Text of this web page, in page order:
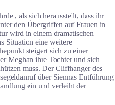
als sich herausstellt, dass ihr
den Übergriffen auf Frauen in
wird in einem dramatischen
Situation eine weitere
steigert sich zu einer
Meghan ihre Tochter und sich
muss. Der Cliffhanger des
über Siennas Entführung
ein und verleiht der